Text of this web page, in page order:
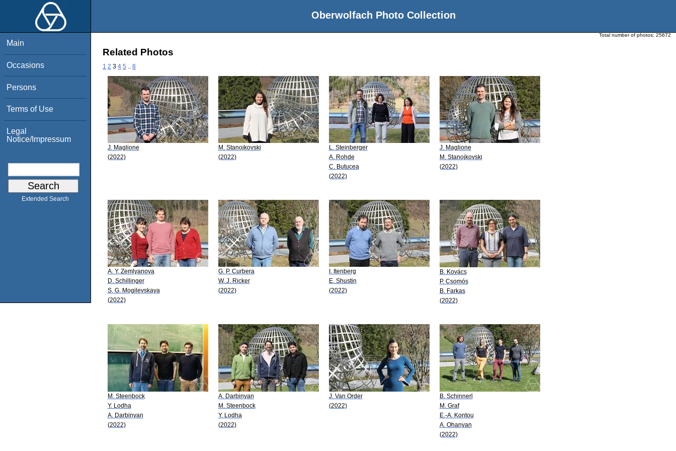
Oberwolfach Photo Collection
Main
Occasions
Persons
Terms of Use
Legal
Notice/Impressum
Extended Search
Total number of photos: 25672
Related Photos
1 2 3 4 5 8
J. Maglione
(2022)
M. Stanojkovski
(2022)
L. Steinberger
A. Rohde
C. Butucea
(2022)
J. Maglione
M. Stanojkovski
(2022)
A. Y. Zemlyanova
D. Schillinger
S. G. Mogilevskaya
(2022)
G. P. Curbera
W. J. Ricker
(2022)
I. Itenberg
E. Shustin
(2022)
B. Kovács
P. Csomós
B. Farkas
(2022)
M. Steenbock
Y. Lodha
A. Darbinyan
(2022)
A. Darbinyan
M. Steenbock
Y. Lodha
(2022)
J. Van Order
(2022)
B. Schinnerl
M. Graf
E.-A. Kontou
A. Ohanyan
(2022)